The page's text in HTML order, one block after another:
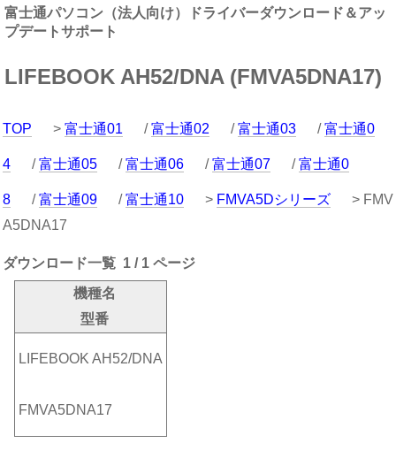
富士通パソコン（法人向け）ドライバーダウンロード＆アッ
プデートサポート
LIFEBOOK AH52/DNA (FMVA5DNA17)
TOP > 富士通01 /富士通02 /富士通03 /富士通0
4 /富士通05 /富士通06 /富士通07 /富士通0
8 /富士通09 /富士通10 > FMVA5Dシリーズ
> FMV
A5DNA17
ダウンロード一覧 1 / 1 ページ
機種名
型番
LIFEBOOK AH52/DNA
FMVA5DNA17